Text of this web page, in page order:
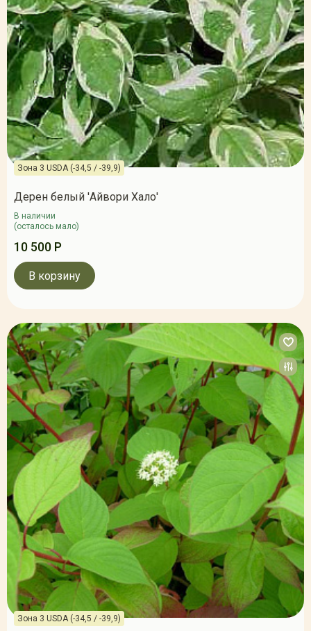
Зона 3 USDA (-34,5 / -39,9)
Дерен белый 'Айвори Хало'
В наличии
(осталось мало)
10 500 Р
В корзину
Зона 3 USDA (-34,5 / -39,9)